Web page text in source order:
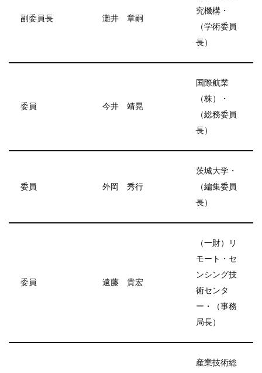
副委員長 灘井 章嗣
究機構・
（学術委員
長）
委員 今井 靖晃
国際航業
（株）・
（総務委員
長）
委員 外岡 秀行
茨城大学・
（編集委員
長）
委員 遠藤 貴宏
（一財）リ
モート・セ
ンシング技
術センタ
ー・（事務
局長）
産業技術総